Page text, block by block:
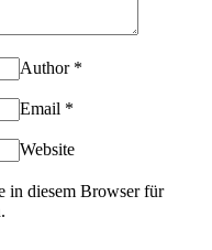
Author *
Email *
Website
in diesem Browser für